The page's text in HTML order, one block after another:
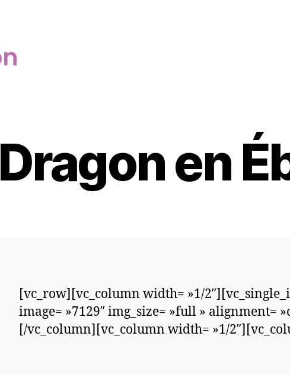
Dragon en
[vc_row][vc_column width= »1/
image= »7129″ img_size= »full » alignment=
[/vc_column][vc_column width= »1/